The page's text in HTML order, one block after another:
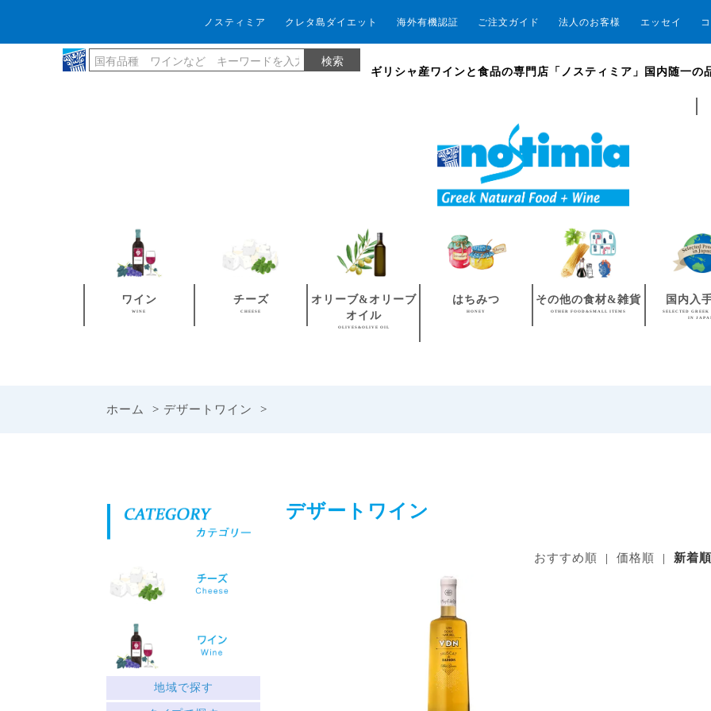
エッセイ
法人のお客様
ご注文ガイド
海外有機認証
クレタ島ダイエット
ノスティミア
ギリシャ産ワインと食品の専門店「ノスティミア」国内随一
ワイン
WINE
チーズ
CHEESE
オリーブ&オリーブ
オイル
OLIVES&OLIVE OIL
はちみつ
HONEY
その他の食材&雑貨
OTHER FOOD&SMALL ITEMS
国内入
SELECTED GREEK
IN
ホーム > デザートワイン >
デザートワイン
おすすめ順 | 価格順 | 新着順
地域で探す
ギリシャ北部